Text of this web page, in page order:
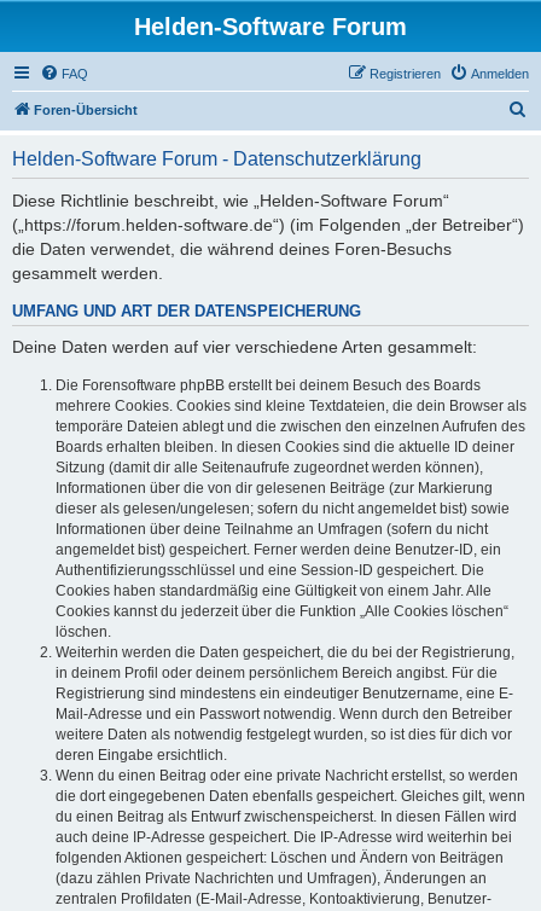
Helden-Software Forum
FAQ Anmelden
Registrieren
Foren-Übersicht
Helden-Software Forum - Datenschutzerklärung
Diese Richtlinie beschreibt, wie „Helden-Software Forum“
(„https://forum.helden-software.de“) (im Folgenden „der Betreiber“)
die Daten verwendet, die während deines Foren-Besuchs
gesammelt werden.
UMFANG UND ART DER DATENSPEICHERUNG
Deine Daten werden auf vier verschiedene Arten gesammelt:
Die Forensoftware phpBB erstellt bei deinem Besuch des Boards
mehrere Cookies. Cookies sind kleine Textdateien, die dein Browser als
temporäre Dateien ablegt und die zwischen den einzelnen Aufrufen des
Boards erhalten bleiben. In diesen Cookies sind die aktuelle ID deiner
Sitzung (damit dir alle Seitenaufrufe zugeordnet werden können),
Informationen über die von dir gelesenen Beiträge (zur Markierung
dieser als gelesen/ungelesen; sofern du nicht angemeldet bist) sowie
Informationen über deine Teilnahme an Umfragen (sofern du nicht
angemeldet bist) gespeichert. Ferner werden deine Benutzer-ID, ein
Authentifizierungsschlüssel und eine Session-ID gespeichert. Die
Cookies haben standardmäßig eine Gültigkeit von einem Jahr. Alle
Cookies kannst du jederzeit über die Funktion „Alle Cookies löschen“
löschen.
Weiterhin werden die Daten gespeichert, die du bei der Registrierung,
in deinem Profil oder deinem persönlichem Bereich angibst. Für die
Registrierung sind mindestens ein eindeutiger Benutzername, eine E-
Mail-Adresse und ein Passwort notwendig. Wenn durch den Betreiber
weitere Daten als notwendig festgelegt wurden, so ist dies für dich vor
deren Eingabe ersichtlich.
Wenn du einen Beitrag oder eine private Nachricht erstellst, so werden
die dort eingegebenen Daten ebenfalls gespeichert. Gleiches gilt, wenn
du einen Beitrag als Entwurf zwischenspeicherst. In diesen Fällen wird
auch deine IP-Adresse gespeichert. Die IP-Adresse wird weiterhin bei
folgenden Aktionen gespeichert: Löschen und Ändern von Beiträgen
(dazu zählen Private Nachrichten und Umfragen), Änderungen an
zentralen Profildaten (E-Mail-Adresse, Kontoaktivierung, Benutzer-